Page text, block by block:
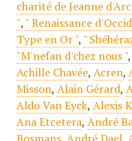
charité de Jeanne
", " Renaissance
Type en Or ", "
"M'nefan d'chez nous ",
Achille Chavée, Acren,
Misson, Alain Gérard,
Aldo Van Eyck, Alexis
Ana Etcetera, André